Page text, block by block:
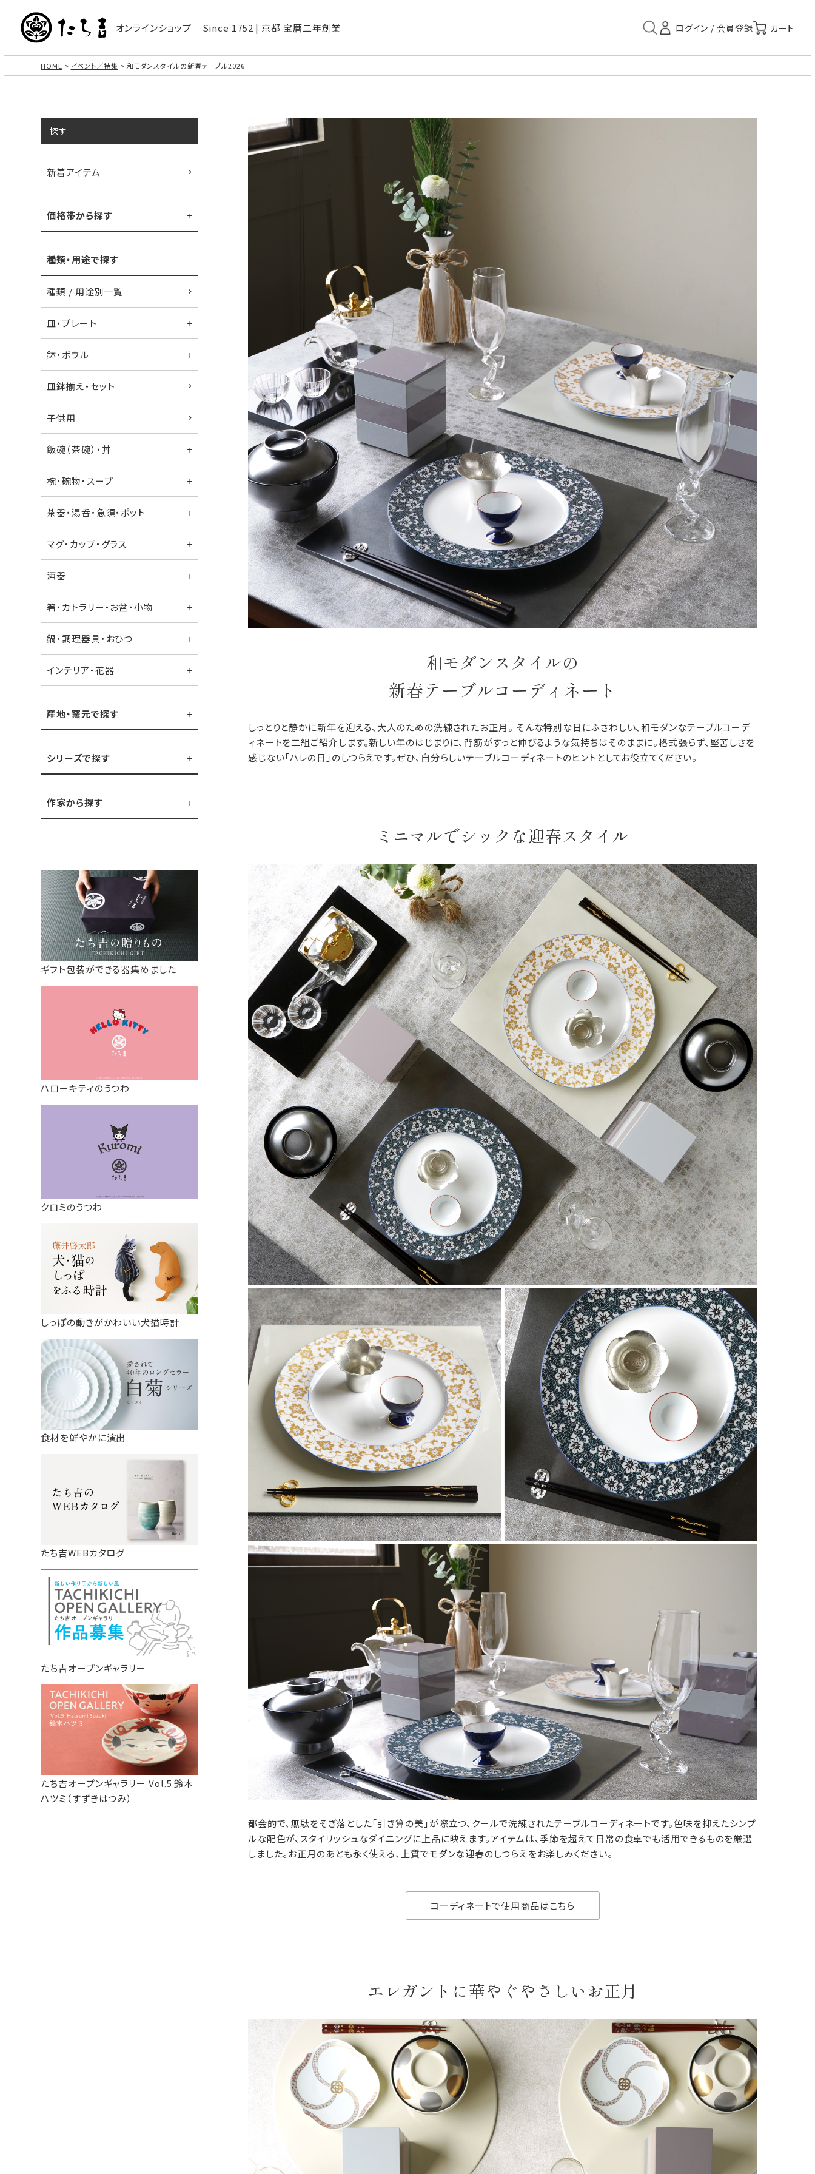
オンラインショップ Since 1752 | 京都 宝暦二年創業
HOME イベント／特集 和モダンスタイルの新春テーブル2026
探す
新着アイテム
価格帯から探す
種類・用途で探す
種類 / 用途別一覧
皿・プレート
鉢・ボウル
皿鉢揃え・セット
子供用
飯碗（茶碗）・丼
椀・碗物・スープ
茶器・湯呑・急須・ポット
マグ・カップ・グラス
酒器
箸・カトラリー・お盆・小物
鍋・調理器具・おひつ
インテリア・花器
産地・窯元で探す
シリーズで探す
作家から探す
ギフト包装ができる器集めました
ハローキティのうつわ
クロミのうつわ
しっぽの動きがかわいい犬猫時計
食材を鮮やかに演出
たち吉WEBカタログ
たち吉オープンギャラリー
たち吉オープンギャラリー Vol.5 鈴木
ハツミ（すずきはつみ）
和モダンスタイルの
新春テーブルコーディネート
しっとりと静かに新年を迎える、大人のための洗練されたお正月。 そんな特別な日にふさわしい、和モダンなテーブルコーデ
ィネートを二組ご紹介します。新しい年のはじまりに、背筋がすっと伸びるような気持ちはそのままに。格式張らず、堅苦しさを
感じない「ハレの日」のしつらえです。ぜひ、自分らしいテーブルコーディネートのヒントとしてお役立てください。
ミニマルでシックな迎春スタイル
都会的で、無駄をそぎ落とした「引き算の美」が際立つ、クールで洗練されたテーブルコーディネートです。色味を抑えたシンプ
ルな配色が、スタイリッシュなダイニングに上品に映えます。アイテムは、季節を超えて日常の食卓でも活用できるものを厳選
しました。お正月のあとも永く使える、上質でモダンな迎春のしつらえをお楽しみください。
コーディネートで使用商品はこちら
エレガントに華やぐやさしいお正月